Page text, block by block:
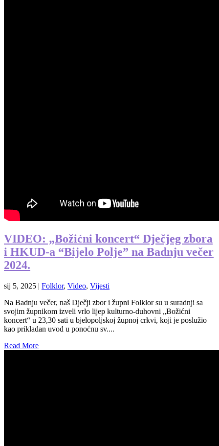
VIDEO: „Božićni koncert“ Dječjeg zbora
i HKUD-a “Bijelo Polje” na Badnju večer
2024.
sij 5, 2025 | Folklor, Video, Vijesti
Na Badnju večer, naš Dječji zbor i župni Folklor su u suradnji sa
svojim župnikom izveli vrlo lijep kulturno-duhovni „Božićni
koncert“ u 23,30 sati u bjelopoljskoj župnoj crkvi, koji je poslužio
kao prikladan uvod u ponoćnu sv....
Read More